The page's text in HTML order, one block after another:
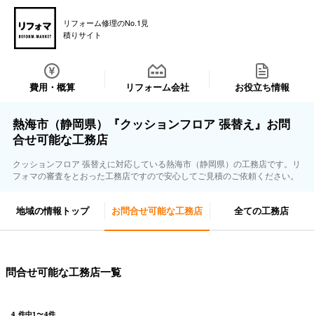
リフォーム修理のNo.1見
積りサイト
費用・概算 リフォーム会社 お役立ち情報
熱海市（静岡県）『クッションフロア 張替え』お問
合せ可能な工務店
クッションフロア 張替えに対応している熱海市（静岡県）の工務店です。リ
フォマの審査をとおった工務店ですので安心してご見積のご依頼ください。
地域の情報トップ お問合せ可能な工務店 全ての工務店
問合せ可能な工務店一覧